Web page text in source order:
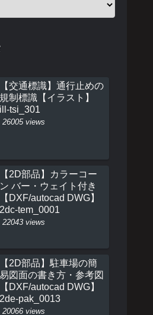
【交通標識】通行止めの
規制標識【イラスト】
ill-tsi_301
26005 views
【2D部品】カラーコー
ン バー・ウェイト付き
【DXF/autocad DWG】
2dc-tem_0001
22043 views
【2D部品】駐車場の簡
易図面の書き方・参考図
【DXF/autocad DWG】
2de-pak_0013
20066 views